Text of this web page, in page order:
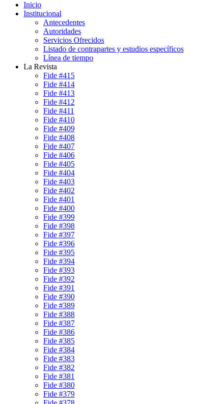
Inicio
Institucional
Antecedentes
Autoridades
Servicios Ofrecidos
Listado de contrapartes y estudios específicos
Línea de tiempo
La Revista
Fide #415
Fide #414
Fide #413
Fide #412
Fide #411
Fide #410
Fide #409
Fide #408
Fide #407
Fide #406
Fide #405
Fide #404
Fide #403
Fide #402
Fide #401
Fide #400
Fide #399
Fide #398
Fide #397
Fide #396
Fide #395
Fide #394
Fide #393
Fide #392
Fide #391
Fide #390
Fide #389
Fide #388
Fide #387
Fide #386
Fide #385
Fide #384
Fide #383
Fide #382
Fide #381
Fide #380
Fide #379